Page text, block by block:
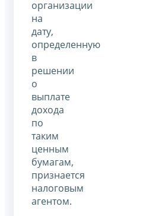
организации
на
дату,
определенную
в
решении
о
выплате
дохода
по
таким
ценным
бумагам,
признается
налоговым
агентом.